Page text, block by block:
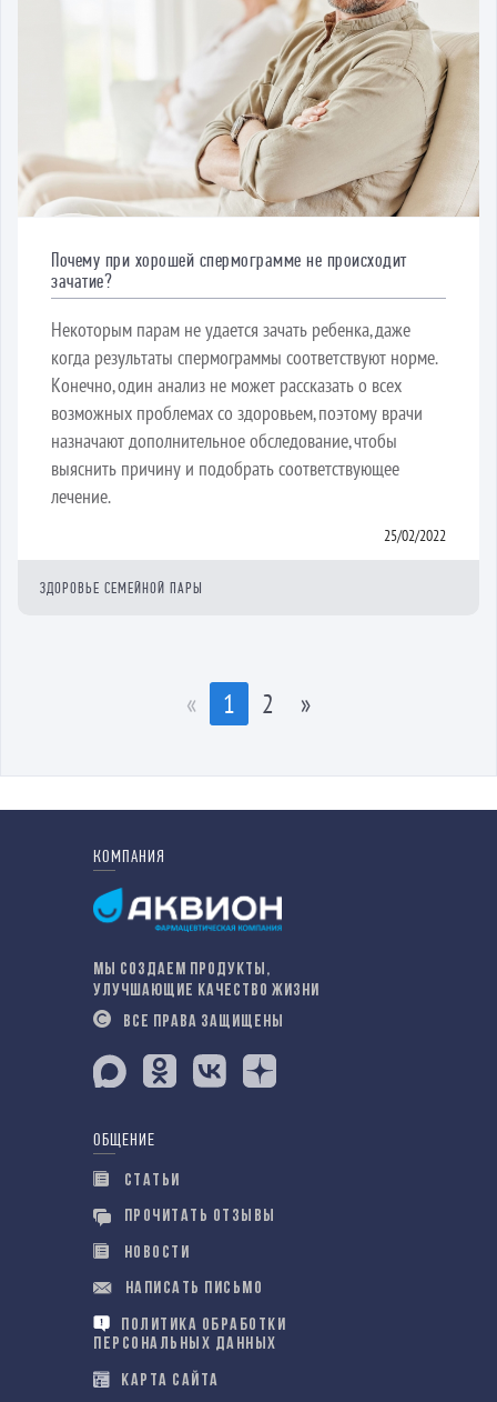
Почему при хорошей спермограмме не происходит
зачатие?
Некоторым парам не удается зачать ребенка, даже
когда результаты спермограммы соответствуют норме.
Конечно, один анализ не может рассказать о всех
возможных проблемах со здоровьем, поэтому врачи
назначают дополнительное обследование, чтобы
выяснить причину и подобрать соответствующее
лечение.
25/02/2022
ЗДОРОВЬЕ СЕМЕЙНОЙ ПАРЫ
« 1 2 »
КОМПАНИЯ
МЫ СОЗДАЕМ ПРОДУКТЫ,
УЛУЧШАЮЩИЕ КАЧЕСТВО ЖИЗНИ
ВСЕ ПРАВА ЗАЩИЩЕНЫ
ОБЩЕНИЕ
СТАТЬИ
ПРОЧИТАТЬ ОТЗЫВЫ
НОВОСТИ
НАПИСАТЬ ПИСЬМО
ПОЛИТИКА ОБРАБОТКИ
ПЕРСОНАЛЬНЫХ ДАННЫХ
КАРТА САЙТА